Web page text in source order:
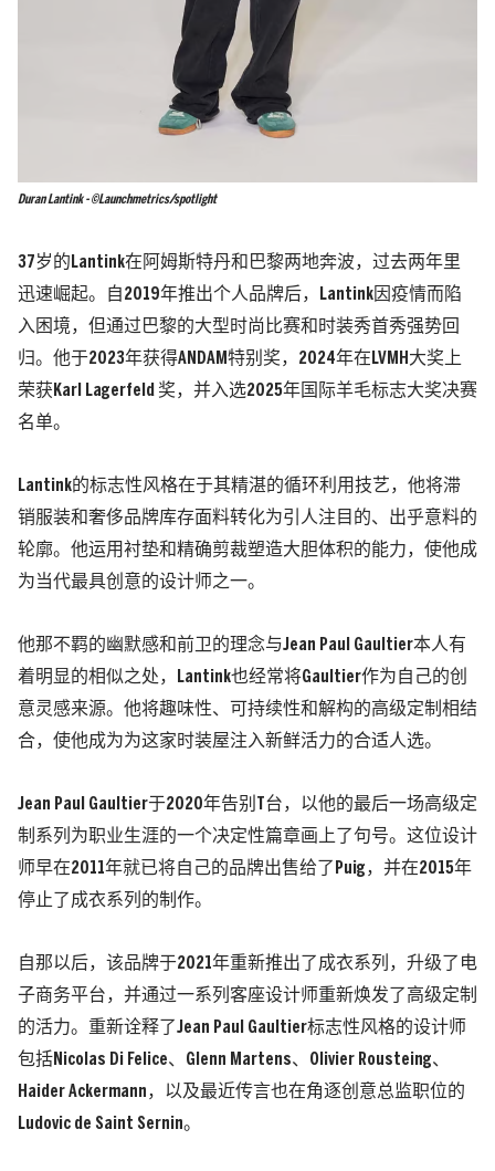
Duran Lantink - ©Launchmetrics/spotlight
37岁的Lantink在阿姆斯特丹和巴黎两地奔波，过去两年里
迅速崛起。自2019年推出个人品牌后，Lantink因疫情而陷
入困境，但通过巴黎的大型时尚比赛和时装秀首秀强势回
归。他于2023年获得ANDAM特别奖，2024年在LVMH大奖上
荣获Karl Lagerfeld 奖，并入选2025年国际羊毛标志大奖决赛
名单。
Lantink的标志性风格在于其精湛的循环利用技艺，他将滞
销服装和奢侈品牌库存面料转化为引人注目的、出乎意料的
轮廓。他运用衬垫和精确剪裁塑造大胆体积的能力，使他成
为当代最具创意的设计师之一。
他那不羁的幽默感和前卫的理念与Jean Paul Gaultier本人有
着明显的相似之处，Lantink也经常将Gaultier作为自己的创
意灵感来源。他将趣味性、可持续性和解构的高级定制相结
合，使他成为为这家时装屋注入新鲜活力的合适人选。
Jean Paul Gaultier于2020年告别T台，以他的最后一场高级定
制系列为职业生涯的一个决定性篇章画上了句号。这位设计
师早在2011年就已将自己的品牌出售给了Puig，并在2015年
停止了成衣系列的制作。
自那以后，该品牌于2021年重新推出了成衣系列，升级了电
子商务平台，并通过一系列客座设计师重新焕发了高级定制
的活力。重新诠释了Jean Paul Gaultier标志性风格的设计师
包括Nicolas Di Felice、Glenn Martens、Olivier Rousteing、
Haider Ackermann，以及最近传言也在角逐创意总监职位的
Ludovic de Saint Sernin。